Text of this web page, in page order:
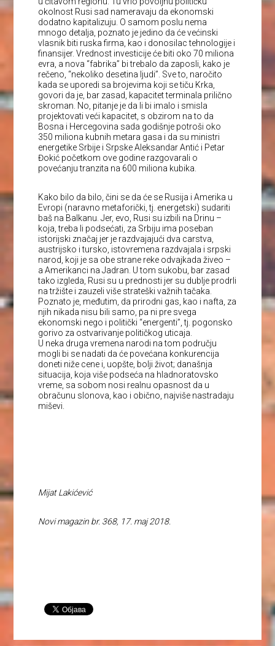
okolnost Rusi sad nameravaju da ekonomski
dodatno kapitalizuju. O samom poslu nema
mnogo detalja, poznato je jedino da će većinski
vlasnik biti ruska firma, kao i donosilac tehnologije i
finansijer. Vrednost investicije će biti oko 70 miliona
evra, a nova “fabrika” bi trebalo da zaposli, kako je
rečeno, “nekoliko desetina ljudi”. Sve to, naročito
kada se uporedi sa brojevima koji se tiču Krka,
govori da je, bar zasad, kapacitet terminala prilično
skroman. No, pitanje je da li bi imalo i smisla
projektovati veći kapacitet, s obzirom na to da
Bosna i Hercegovina sada godišnje potroši oko
350 miliona kubnih metara gasa i da su ministri
energetike Srbije i Srpske Aleksandar Antić i Petar
Đokić početkom ove godine razgovarali o
povećanju tranzita na 600 miliona kubika.
Kako bilo da bilo, čini se da će se Rusija i Amerika u
Evropi (naravno metaforički, tj. energetski) sudariti
baš na Balkanu. Jer, evo, Rusi su izbili na Drinu –
koja, treba li podsećati, za Srbiju ima poseban
istorijski značaj jer je razdvajajući dva carstva,
austrijsko i tursko, istovremena razdvajala i srpski
narod, koji je sa obe strane reke odvajkada živeo –
a Amerikanci na Jadran. U tom sukobu, bar zasad
tako izgleda, Rusi su u prednosti jer su dublje prodrli
na tržište i zauzeli više strateški važnih tačaka.
Poznato je, međutim, da prirodni gas, kao i nafta, za
njih nikada nisu bili samo, pa ni pre svega
ekonomski nego i politički “energenti”, tj. pogonsko
gorivo za ostvarivanje političkog uticaja.
U neka druga vremena narodi na tom području
mogli bi se nadati da će povećana konkurencija
doneti niže cene i, uopšte, bolji život; današnja
situacija, koja više podseća na hladnoratovsko
vreme, sa sobom nosi realnu opasnost da u
obračunu slonova, kao i obično, najviše nastradaju
miševi.
Mijat Lakićević
Novi magazin br. 368, 17. maj 2018.